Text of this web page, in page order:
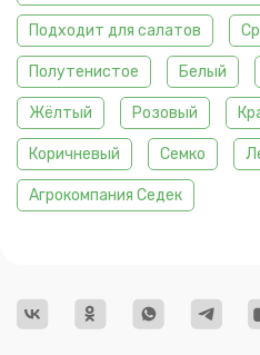
Подходит для салатов
Полутенистое Белый
Жёлтый Розовый
Коричневый Семко
Агрокомпания Седек